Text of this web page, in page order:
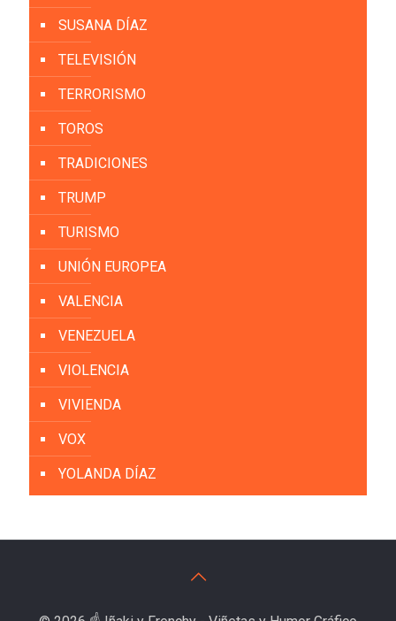
SUSANA DÍAZ
TELEVISIÓN
TERRORISMO
TOROS
TRADICIONES
TRUMP
TURISMO
UNIÓN EUROPEA
VALENCIA
VENEZUELA
VIOLENCIA
VIVIENDA
VOX
YOLANDA DÍAZ